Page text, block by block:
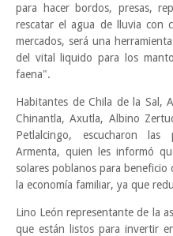
para hacer bordos, presas,
rescatar el agua de lluvia con
mercados, será una
del vital liquido para los
faena".
Habitantes de Chila de la Sal,
Chinantla, Axutla, Albino
Petlalcingo, escucharon
Armenta, quien les informó
solares poblanos para
la economía familiar, ya que
Lino León representante de la
que están listos para invertir